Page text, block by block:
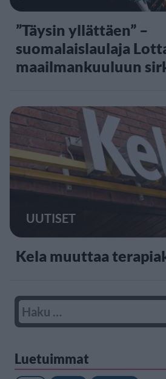
”Täysin yllättäen” –
suomalaislaulaja
maailmankuuluun
UUTISET
Kela muuttaa
Luetuimmat